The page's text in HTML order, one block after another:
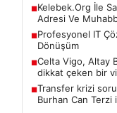
■Kelebek.Org İle
Adresi Ve
■Profesyonel IT
Dönüşüm
■Celta Vigo, Altay
dikkat çeken bir
■Transfer krizi
Burhan Can